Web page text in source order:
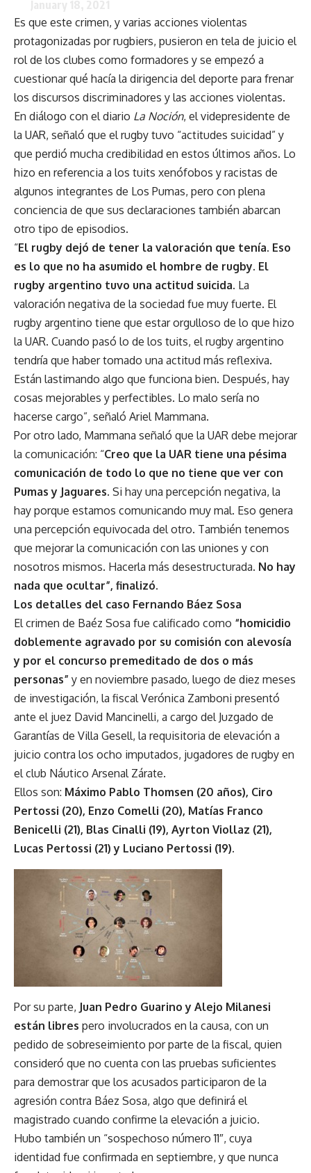
Es que este crimen, y varias acciones violentas
protagonizadas por rugbiers, pusieron en tela de juicio el
rol de los clubes como formadores y se empezó a
cuestionar qué hacía la dirigencia del deporte para frenar
los discursos discriminadores y las acciones violentas.
En diálogo con el diario La Noción, el videpresidente de
la UAR, señaló que el rugby tuvo “actitudes suicidad” y
que perdió mucha credibilidad en estos últimos años. Lo
hizo en referencia a los tuits xenófobos y racistas de
algunos integrantes de Los Pumas, pero con plena
conciencia de que sus declaraciones también abarcan
otro tipo de episodios.
“El rugby dejó de tener la valoración que tenía. Eso
es lo que no ha asumido el hombre de rugby. El
rugby argentino tuvo una actitud suicida. La
valoración negativa de la sociedad fue muy fuerte. El
rugby argentino tiene que estar orgulloso de lo que hizo
la UAR. Cuando pasó lo de los tuits, el rugby argentino
tendría que haber tomado una actitud más reflexiva.
Están lastimando algo que funciona bien. Después, hay
cosas mejorables y perfectibles. Lo malo sería no
hacerse cargo”, señaló Ariel Mammana.
Por otro lado, Mammana señaló que la UAR debe mejorar
la comunicación: “Creo que la UAR tiene una pésima
comunicación de todo lo que no tiene que ver con
Pumas y Jaguares. Si hay una percepción negativa, la
hay porque estamos comunicando muy mal. Eso genera
una percepción equivocada del otro. También tenemos
que mejorar la comunicación con las uniones y con
nosotros mismos. Hacerla más desestructurada. No hay
nada que ocultar”, finalizó.
Los detalles del caso Fernando Báez Sosa
El crimen de Baéz Sosa fue calificado como “homicidio
doblemente agravado por su comisión con alevosía
y por el concurso premeditado de dos o más
personas” y en noviembre pasado, luego de diez meses
de investigación, la fiscal Verónica Zamboni presentó
ante el juez David Mancinelli, a cargo del Juzgado de
Garantías de Villa Gesell, la requisitoria de elevación a
juicio contra los ocho imputados, jugadores de rugby en
el club Náutico Arsenal Zárate.
Ellos son: Máximo Pablo Thomsen (20 años), Ciro
Pertossi (20), Enzo Comelli (20), Matías Franco
Benicelli (21), Blas Cinalli (19), Ayrton Viollaz (21),
Lucas Pertossi (21) y Luciano Pertossi (19).
Por su parte, Juan Pedro Guarino y Alejo Milanesi
están libres pero involucrados en la causa, con un
pedido de sobreseimiento por parte de la fiscal, quien
consideró que no cuenta con las pruebas suficientes
para demostrar que los acusados participaron de la
agresión contra Báez Sosa, algo que definirá el
magistrado cuando confirme la elevación a juicio.
Hubo también un “sospechoso número 11″, cuya
identidad fue confirmada en septiembre, y que nunca